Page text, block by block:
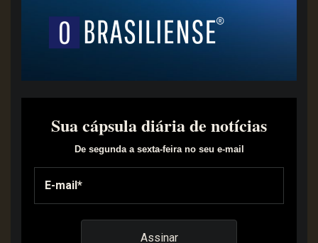
Sua cápsula diária de notícias
De segunda a sexta-feira no seu e-mail